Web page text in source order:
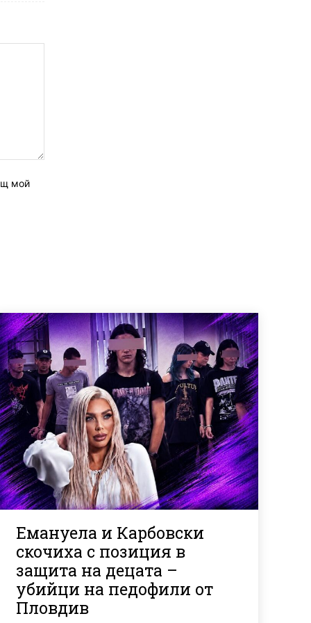
мой
Емануела и Карбовски
скочиха с позиция в
защита на децата –
убийци на педофили от
Пловдив